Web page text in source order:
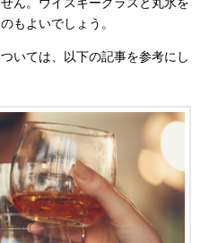
もよいでしょう。
いては、以下の記事を参考にし